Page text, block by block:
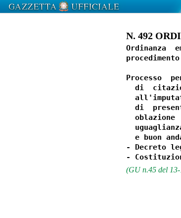
N. 492
Ordinanza
Processo
di
di
oblazione
e buon
- Decreto
(GU n.45 del